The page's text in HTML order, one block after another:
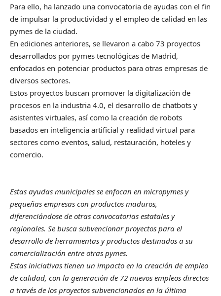
Para ello, ha lanzado una convocatoria de ayudas con el fin
de impulsar la productividad y el empleo de calidad en las
pymes de la ciudad.
En ediciones anteriores, se llevaron a cabo 73 proyectos
desarrollados por pymes tecnológicas de Madrid,
enfocados en potenciar productos para otras empresas de
diversos sectores.
Estos proyectos buscan promover la digitalización de
procesos en la industria 4.0, el desarrollo de chatbots y
asistentes virtuales, así como la creación de robots
basados en inteligencia artificial y realidad virtual para
sectores como eventos, salud, restauración, hoteles y
comercio.
Estas ayudas municipales se enfocan en micropymes y
pequeñas empresas con productos maduros,
diferenciándose de otras convocatorias estatales y
regionales. Se busca subvencionar proyectos para el
desarrollo de herramientas y productos destinados a su
comercialización entre otras pymes.
Estas iniciativas tienen un impacto en la creación de empleo
de calidad, con la generación de 72 nuevos empleos directos
a través de los proyectos subvencionados en la última